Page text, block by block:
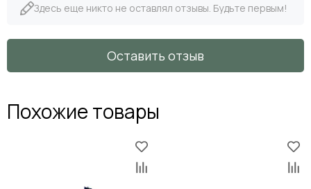
Здесь еще никто не оставлял отзывы. Будьте первым!
Оставить отзыв
Похожие товары